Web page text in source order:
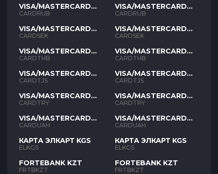
VISA/MASTERCARD
RUB
CARDRUB
VISA/MASTERCARD
SEK
CARDSEK
VISA/MASTERCARD
THB
CARDTHB
VISA/MASTERCARD
TJS
CARDTJS
VISA/MASTERCARD
TYR
CARDTRY
VISA/MASTERCARD
UAH
CARDUAH
КАРТА ЭЛКАРТ KGS
ELKGS
FORTEBANK KZT
FRTBKZT
VISA/MASTERCARD
RUB
CARDRUB
VISA/MASTERCARD
SEK
CARDSEK
VISA/MASTERCARD
THB
CARDTHB
VISA/MASTERCARD
TJS
CARDTJS
VISA/MASTERCARD
TYR
CARDTRY
VISA/MASTERCARD
UAH
CARDUAH
КАРТА ЭЛКАРТ KGS
ELKGS
FORTEBANK KZT
FRTBKZT